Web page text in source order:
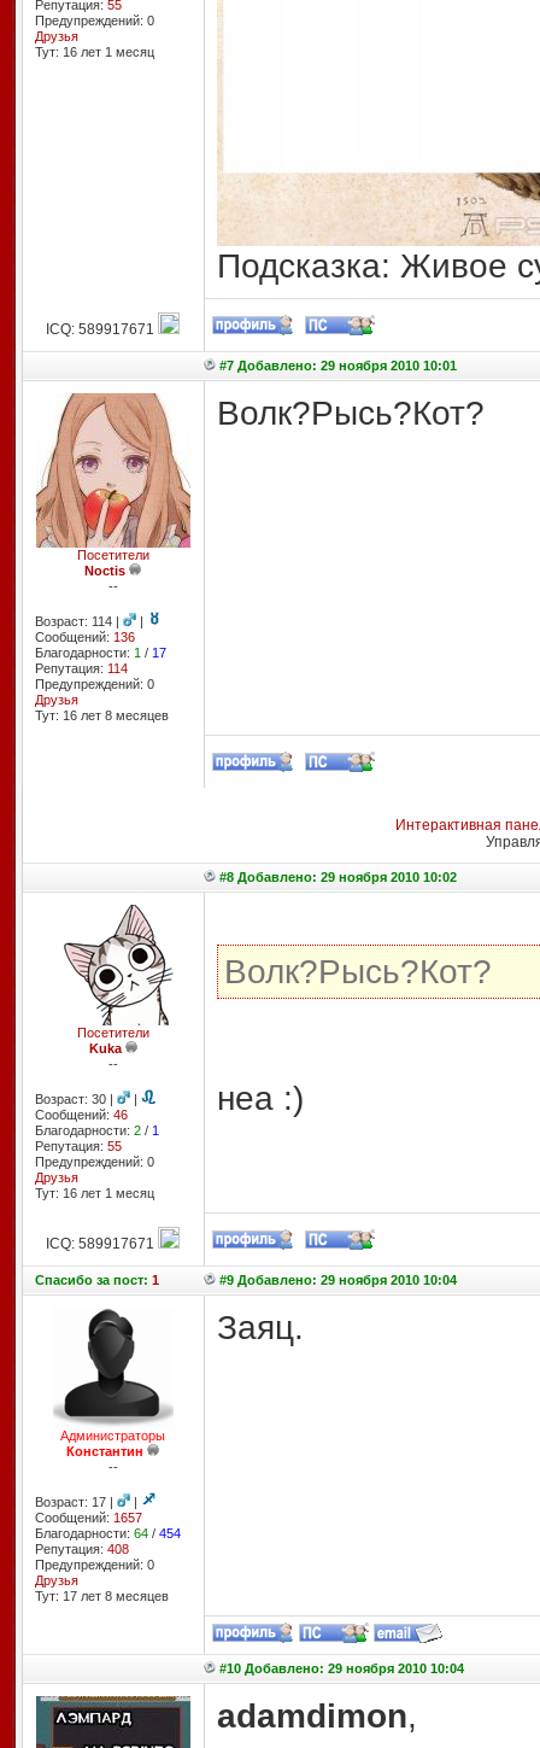
Репутация: 55
Предупреждений: 0
Друзья
Тут: 16 лет 1 месяц
Подсказка: Живое
ICQ: 589917671
#7 Добавлено: 29 ноября 2010 10:01
Посетители
Noctis
--
Возраст: 114 |
|
Сообщений: 136
Благодарности: 1 / 17
Репутация: 114
Предупреждений: 0
Друзья
Тут: 16 лет 8 месяцев
Волк?Рысь?Кот?
Интерактивная
#8 Добавлено: 29 ноября 2010 10:02
Посетители
Kuka
--
Возраст: 30 |
|
Сообщений: 46
Благодарности: 2/ 1
Репутация: 55
Предупреждений: 0
Друзья
Тут: 16 лет 1 месяц
Волк?Рысь?Кот?
неа :)
ICQ: 589917671
Спасибоза пост: 1 #9 Добавлено: 29 ноября 2010 10:04
Администраторы
Константин
--
Возраст: 17 |
|
Сообщений: 1657
Благодарности: 64/ 454
Репутация: 408
Предупреждений: 0
Друзья
Тут: 17 лет 8 месяцев
Заяц.
#10 Добавлено: 29 ноября 2010 10:04
adamdimon,